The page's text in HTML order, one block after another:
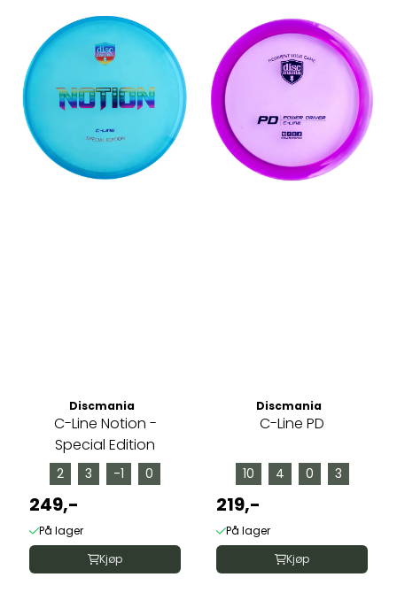
Discmania
C-Line Notion -
Special Edition
2 3 -1 0
249,-
På lager
Kjøp
Discmania
C-Line PD
10 4 0 3
219,-
På lager
Kjøp